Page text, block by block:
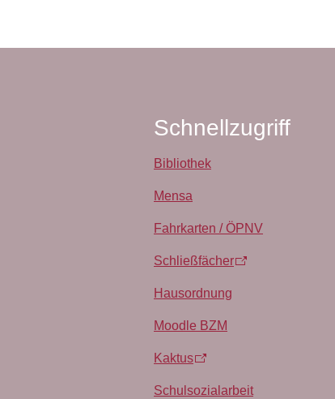
Schnellzugriff
Bibliothek
Mensa
Fahrkarten / ÖPNV
Schließfächer
Hausordnung
Moodle BZM
Kaktus
Schulsozialarbeit